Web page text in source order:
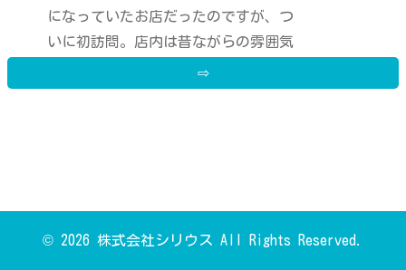
になっていたお店だったのですが、つ
いに初訪問。店内は昔ながらの雰囲気
が漂っていて、どこか懐かしさを感じ
させる落ち着いた空間
メニューを開
⇨
© 2026 株式会社シリウス All Rights Reserved.